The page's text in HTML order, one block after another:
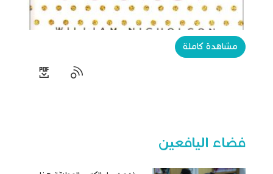
مشاهدة كاملة
فضاء اليافعين